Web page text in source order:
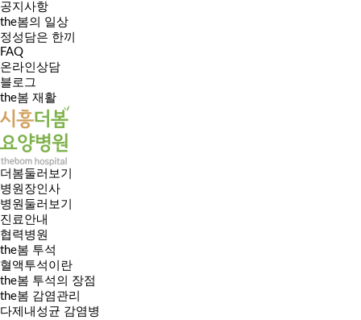
공지사항
the봄의 일상
정성담은 한끼
FAQ
온라인상담
블로그
the봄 재활
더봄둘러보기
병원장인사
병원둘러보기
진료안내
협력병원
the봄 투석
혈액투석이란
the봄 투석의 장점
the봄 감염관리
다제내성균 감염병